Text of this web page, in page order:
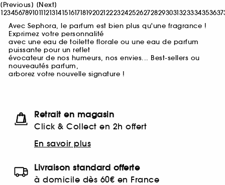
[Previous] [Next]
12345678910111213141516171819202122232425262728293031323334353637
Avec Sephora, le parfum est bien plus qu'une fragrance !
Exprimez votre personnalité
avec une eau de toilette florale ou une eau de parfum
puissante pour un reflet
évocateur de nos humeurs, nos envies... Best-sellers ou
nouveautés parfum,
arborez votre nouvelle signature !
Retrait en magasin
Click & Collect en 2h offert
En savoir plus
Livraison standard offerte
à domicile dès 60€ en France